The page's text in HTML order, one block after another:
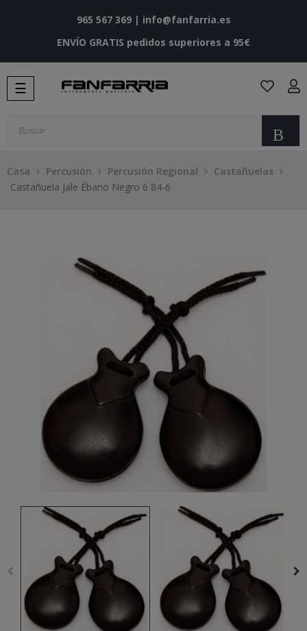
965 567 369| info@fanfarria.es
ENVÍO GRATIS pedidos superiores a 95€
Navegación
de
☰
Casa Percusión Percusión Regional
Castañuelas
Castañuela Jale Ébano Negro 6 84-6